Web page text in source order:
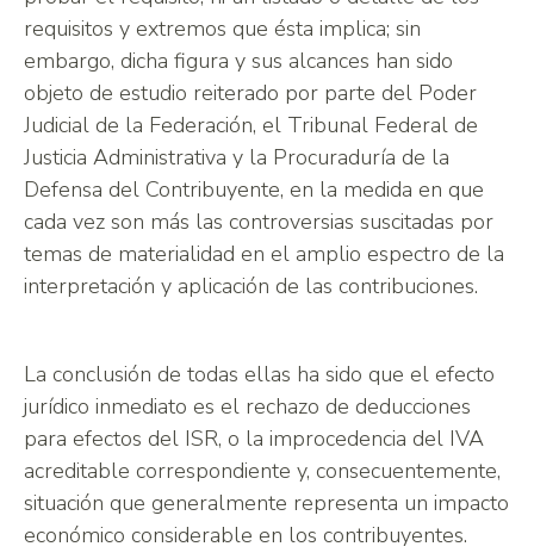
requisitos y extremos que ésta implica; sin
embargo, dicha figura y sus alcances han sido
objeto de estudio reiterado por parte del Poder
Judicial de la Federación, el Tribunal Federal de
Justicia Administrativa y la Procuraduría de la
Defensa del Contribuyente, en la medida en que
cada vez son más las controversias suscitadas por
temas de materialidad en el amplio espectro de la
interpretación y aplicación de las contribuciones.
La conclusión de todas ellas ha sido que el efecto
jurídico inmediato es el rechazo de deducciones
para efectos del ISR, o la improcedencia del IVA
acreditable correspondiente y, consecuentemente,
situación que generalmente representa un impacto
económico considerable en los contribuyentes.